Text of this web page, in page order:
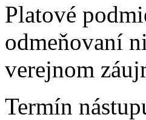
Platové
odmeňovaní
verejnom
Termín